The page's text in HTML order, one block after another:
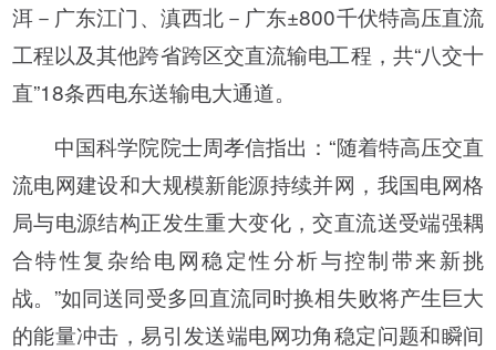
洱－广东江门、滇西北－广东±800千伏特高压直流
工程以及其他跨省跨区交直流输电工程，共“八交十
直”18条西电东送输电大通道。
中国科学院院士周孝信指出：“随着特高压交直
流电网建设和大规模新能源持续并网，我国电网格
局与电源结构正发生重大变化，交直流送受端强耦
合特性复杂给电网稳定性分析与控制带来新挑
战。”如同送同受多回直流同时换相失败将产生巨大
的能量冲击，易引发送端电网功角稳定问题和瞬间